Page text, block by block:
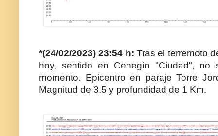
*(24/02/2023) 23:54 h: Tras el terremoto
hoy, sentido en Cehegín "Ciudad", no
momento. Epicentro en paraje Torre
Magnitud de 3.5 y profundidad de 1 Km.